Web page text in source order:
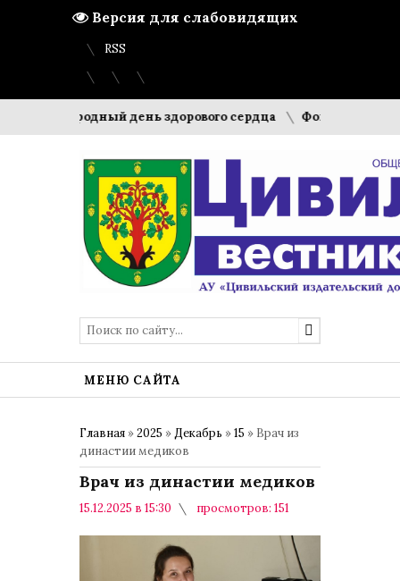
Версия для слабовидящих
Вход Регистрация
Карта сайта
RSS
день здорового сердца Фонд «Защитники
МЕНЮ САЙТА
Главная »2025 »Декабрь »15 » Врач из
династии медиков
Врач из династии медиков
15.12.2025 в 15:30
просмотров: 151